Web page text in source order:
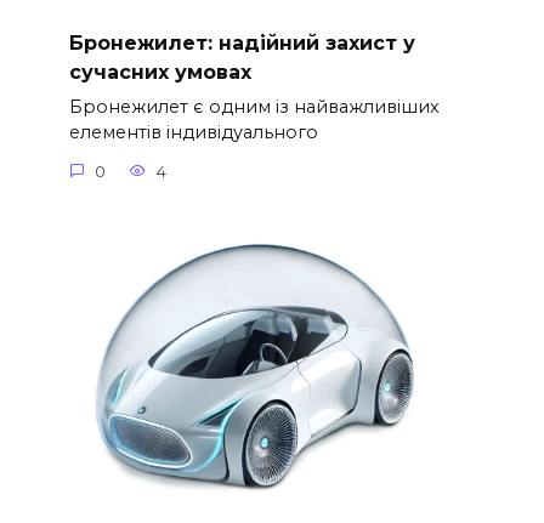
Бронежилет: надійний захист у
сучасних умовах
Бронежилет є одним із найважливіших
елементів індивідуального
0 4